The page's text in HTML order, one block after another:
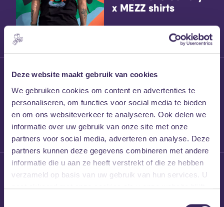
Deze website maakt gebruik van cookies
We gebruiken cookies om content en advertenties te
personaliseren, om functies voor social media te bieden
en om ons websiteverkeer te analyseren. Ook delen we
informatie over uw gebruik van onze site met onze
partners voor social media, adverteren en analyse. Deze
partners kunnen deze gegevens combineren met andere
informatie die u aan ze heeft verstrekt of die ze hebben
verzameld op basis van uw gebruik van hun services. U
x MEZZ shirts
27 maart 2026
Willem’s Blog:
Frans Kalf
26 maart 2026
Willem’s Blog: High